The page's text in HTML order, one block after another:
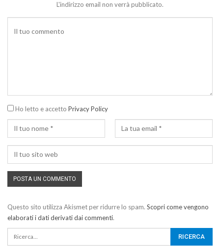
L'indirizzo email non verrà pubblicato.
Ho letto e accetto Privacy Policy
Questo sito utilizza Akismet per ridurre lo spam. Scopri come vengono
elaborati i dati derivati dai commenti.